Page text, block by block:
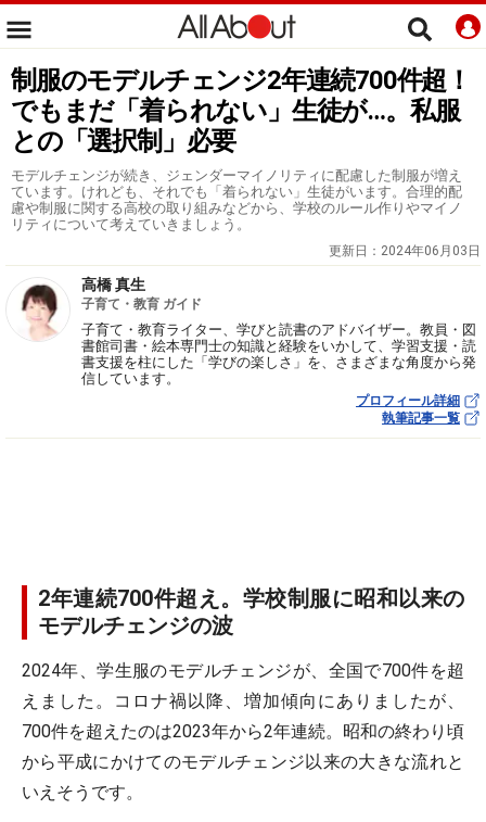
制服のモデルチェンジ2年連続700件超！
でもまだ「着られない」生徒が…。私服
との「選択制」必要
モデルチェンジが続き、ジェンダーマイノリティに配慮した制服が増え
ています。けれども、それでも「着られない」生徒がいます。合理的配
慮や制服に関する高校の取り組みなどから、学校のルール作りやマイノ
リティについて考えていきましょう。
更新日： 2024年06月03日
高橋 真生
子育て・教育 ガイド
子育て・教育ライター、学びと読書のアドバイザー。教員・図
書館司書・絵本専門士の知識と経験をいかして、学習支援・読
書支援を柱にした「学びの楽しさ」を、さまざまな角度から発
信しています。
プロフィール詳細
執筆記事一覧
2年連続700件超え。学校制服に昭和以来の
モデルチェンジの波
2024年、学生服のモデルチェンジが、全国で700件を超
えました。コロナ禍以降、増加傾向にありましたが、
700件を超えたのは2023年から2年連続。昭和の終わり頃
から平成にかけてのモデルチェンジ以来の大きな流れと
いえそうです。